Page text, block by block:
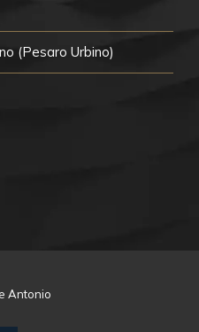
(Pesaro Urbino)
Antonio